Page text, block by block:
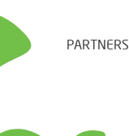
PARTNERS